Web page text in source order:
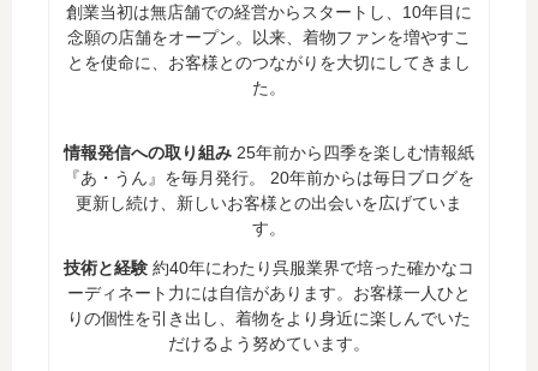
創業当初は無店舗での経営からスタートし、10年目に
念願の店舗をオープン。以来、着物ファンを増やすこ
とを使命に、お客様とのつながりを大切にしてきまし
た。
情報発信への取り組み 25年前から四季を楽しむ情報紙
『あ・うん』を毎月発行。 20年前からは毎日ブログを
更新し続け、新しいお客様との出会いを広げていま
す。
技術と経験 約40年にわたり呉服業界で培った確かなコ
ーディネート力には自信があります。お客様一人ひと
りの個性を引き出し、着物をより身近に楽しんでいた
だけるよう努めています。